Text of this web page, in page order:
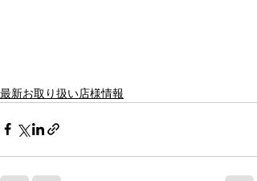
最新お取り扱い店様情報